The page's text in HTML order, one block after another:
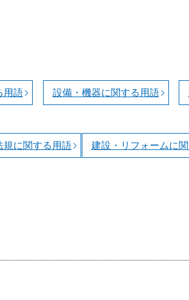
用語 設備・機器に関する用語
規に関する用語 建設・リフォームに